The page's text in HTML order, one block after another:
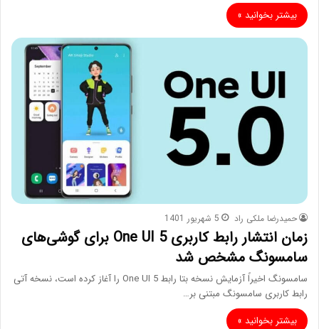
بیشتر بخوانید »
حمیدرضا ملکی راد 5 شهریور 1401
زمان انتشار رابط کاربری One UI 5 برای گوشی‌های
سامسونگ مشخص شد
سامسونگ اخیراً آزمایش نسخه بتا رابط One UI 5 را آغاز کرده است، نسخه آتی
رابط کاربری سامسونگ مبتنی بر…
بیشتر بخوانید »